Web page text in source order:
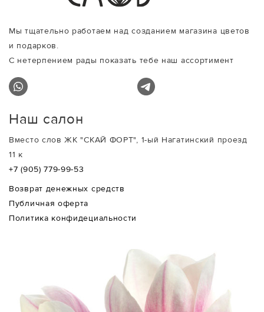
Мы тщательно работаем над созданием магазина цветов
и подарков.
С нетерпением рады показать тебе наш ассортимент
Наш салон
Вместо слов ЖК "СКАЙ ФОРТ", 1-ый Нагатинский проезд
11 к
+7 (905) 779-99-53
Возврат денежных средств
Публичная оферта
Политика конфидециальности